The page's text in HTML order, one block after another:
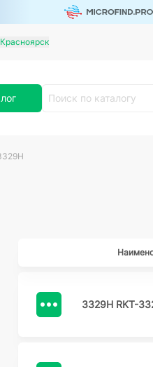
Красноярск
3329H RKT-